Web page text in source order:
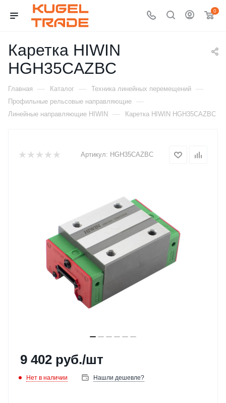
0
Каретка HIWIN
HGH35CAZBC
Главная — Каталог — Техника линейных перемещений —
Профильные рельсовые направляющие —
Линейные направляющие HIWIN — Каретка HIWIN HGH35CAZBC
Артикул: HGH35CAZBC
9 402 руб./шт
Нет в наличии Нашли дешевле?